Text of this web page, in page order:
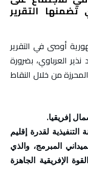
تضمنها التقرير
أوصى في التقرير
العرباوي، بضرورة
من خلال النقاط
إفريقيا.
التنفيذية لقدرة إقليم
المبرمج، والذي
الإفريقية الجاهزة